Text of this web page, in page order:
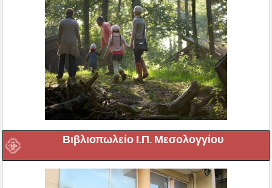
Βιβλιοπωλείο Ι.Π. Μεσολογγίου